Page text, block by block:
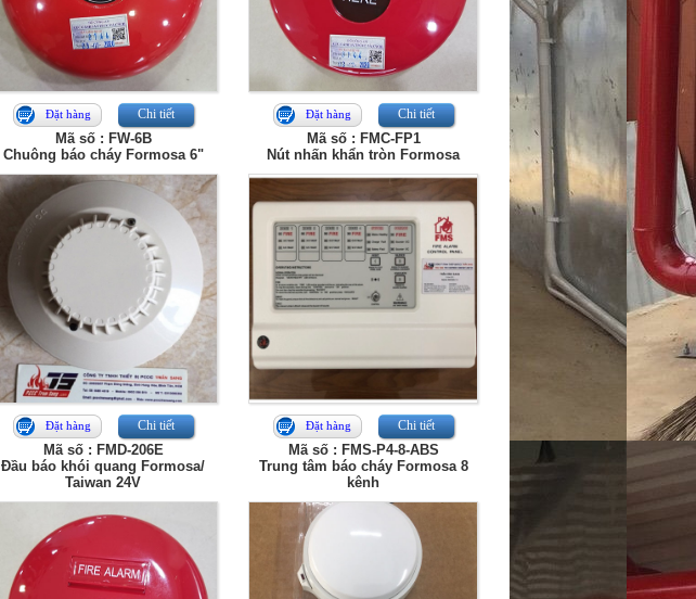
Đặt hàng Chi tiết
Mã số : FW-6B
Chuông báo cháy Formosa 6"
Đặt hàng Chi tiết
Mã số : FMC-FP1
Nút nhấn khẩn tròn Formosa
Đặt hàng Chi tiết
Mã số : FMD-206E
Đầu báo khói quang Formosa/
Taiwan 24V
Đặt hàng Chi tiết
Mã số : FMS-P4-8-ABS
Trung tâm báo cháy Formosa 8
kênh